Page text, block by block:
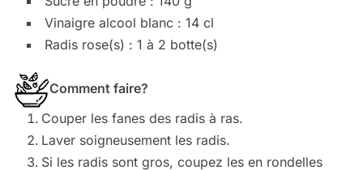
Vinaigre alcool blanc : 14 cl
Radis rose(s) : 1 à 2 botte(s)
Comment faire?
Couper les fanes des radis à ras.
Laver soigneusement les radis.
Si les radis sont gros, coupez les en rondelles